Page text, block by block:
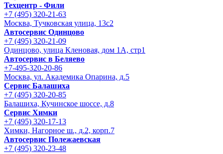
Техцентр - Фили
+7 (495) 320-21-63
Москва, Тучковская улица, 13с2
Автосервис Одинцово
+7 (495) 320-21-09
Одинцово, улица Кленовая, дом 1А, стр1
Автосервис в Беляево
+7-495-320-20-86
Москва, ул. Академика Опарина, д.5
Сервис Балашиха
+7 (495) 320-20-85
Балашиха, Кучинское шоссе, д.8
Сервис Химки
+7 (495) 320-17-13
Химки, Нагорное ш., д.2, корп.7
Автосервис Полежаевская
+7 (495) 320-23-48